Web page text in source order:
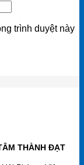
trình duyệt này
THÀNH ĐẠT